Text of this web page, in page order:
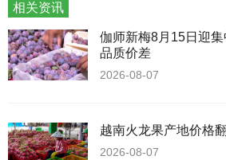
相关资讯
伽师新梅8月15日迎集中采收 产
品质价差
2026-08-07
越南火龙果产地价格
2026-08-07